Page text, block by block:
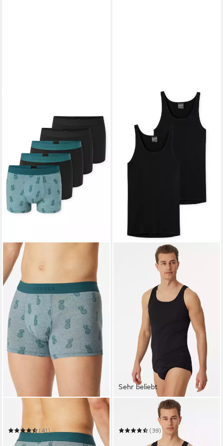
Boxershorts 95/5 Multipacks
(41)
ab 44,99 € UVP59,95 €
Sehr beliebt
Unterhemd Original Classics
(39)
UVP29,95 €